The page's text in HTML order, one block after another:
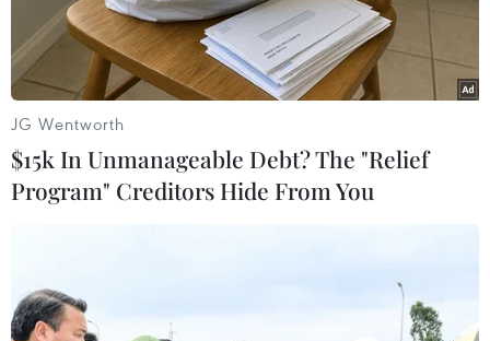
#Hà Nội #Công an Hà Nội
#Điện thoại
#giả danh Công an
#phần mềm Dịch vụ công
JG Wentworth
$15k In Unmanageable Debt? The "Relief
Program" Creditors Hide From You